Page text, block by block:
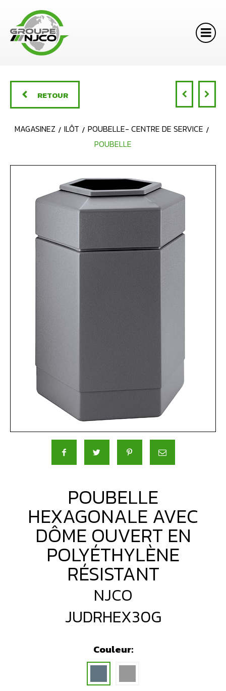
RETOUR
MAGASINEZ ILÔT
POUBELLE- CENTRE DE SERVICE
POUBELLE
POUBELLE
HEXAGONALE AVEC
DÔME OUVERT EN
POLYÉTHYLÈNE
RÉSISTANT
NJCO
JUDRHEX30G
Couleur: